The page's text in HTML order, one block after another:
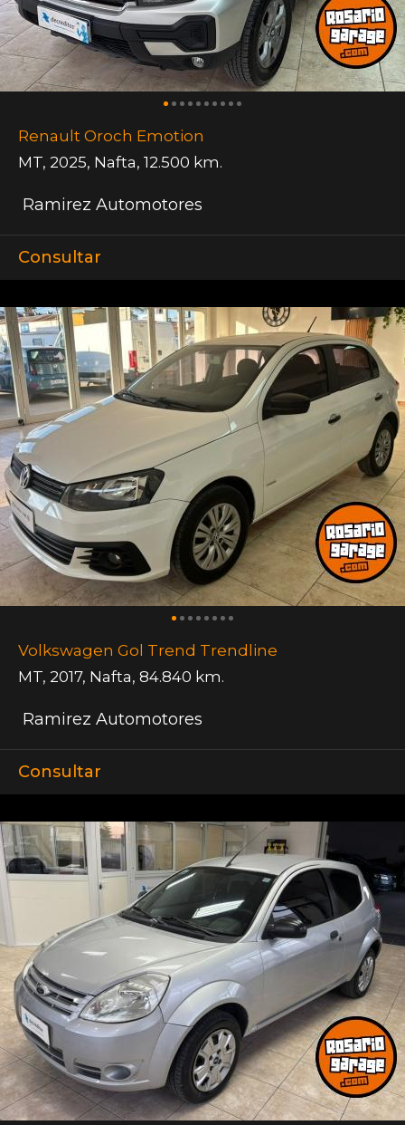
Renault Oroch Emotion
MT, 2025, Nafta, 12.500 km.
Ramirez Automotores
Consultar
Volkswagen Gol Trend Trendline
MT, 2017, Nafta, 84.840 km.
Ramirez Automotores
Consultar